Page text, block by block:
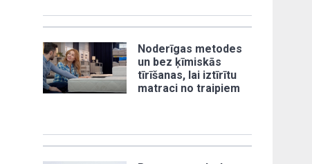
Noderīgas metodes
un bez ķīmiskās
tīrīšanas, lai iztīrītu
matraci no traipiem